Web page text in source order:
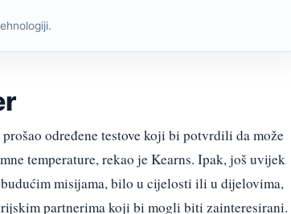
određene testove koji bi potvrdili da može
temperature, rekao je Kearns. Ipak, još uvijek
misijama, bilo u cijelosti ili u dijelovima,
partnerima koji bi mogli biti zainteresirani.